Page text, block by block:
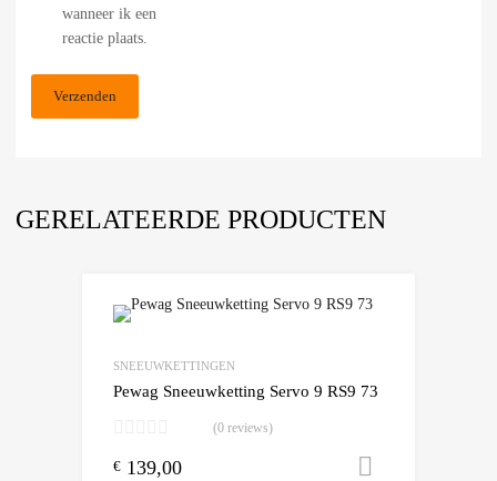
wanneer ik een
reactie plaats.
GERELATEERDE PRODUCTEN
SNEEUWKETTINGEN
Pewag Sneeuwketting Servo 9 RS9 73
(0 reviews)
€ 139,00